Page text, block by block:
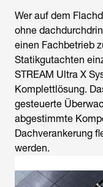
Wer auf dem
ohne
einen Fachbetrieb
Statikgutachten
STREAM Ultra X
Komplettlösung.
gesteuerte
abgestimmte
Dachverankerung
werden.